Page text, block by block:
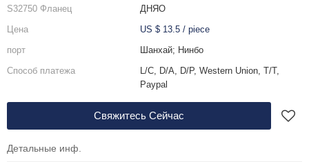
S32750 Фланец
ДНЯО
Цена
US $ 13.5/ piece
порт
Шанхай; Нинбо
Способ платежа
L/C, D/A, D/P, Western Union, T/T,
Paypal
Свяжитесь Сейчас
Детальные инф.